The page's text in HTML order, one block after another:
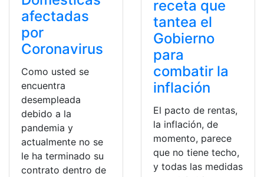
afectadas
por
Coronavirus
Como usted se
encuentra
desempleada
debido a la
pandemia y
actualmente no se
le ha terminado su
contrato dentro de
receta que
tantea el
Gobierno
para
combatir la
inflación
El pacto de rentas,
la inflación, de
momento, parece
que no tiene techo,
y todas las medidas